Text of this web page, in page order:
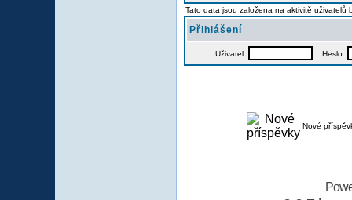
Tato data jsou založena na aktivitě uživatelů
Přihlášení
Uživatel: Heslo:
Nové